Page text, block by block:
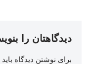
دیدگاهتان را
برای نوشتن دیدگاه باید